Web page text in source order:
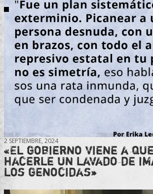
2 SEPTIEMBRE, 2024
«El gobierno viene a
hacerle un lavado de
los genocidas»